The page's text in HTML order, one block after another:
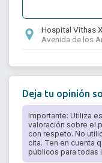
Hospital Vithas
Avenida de los
Deja tu opinión
Importante: Utiliza
valoración sobre el
con respeto. No
cita. Ten en cuenta
públicos para todas